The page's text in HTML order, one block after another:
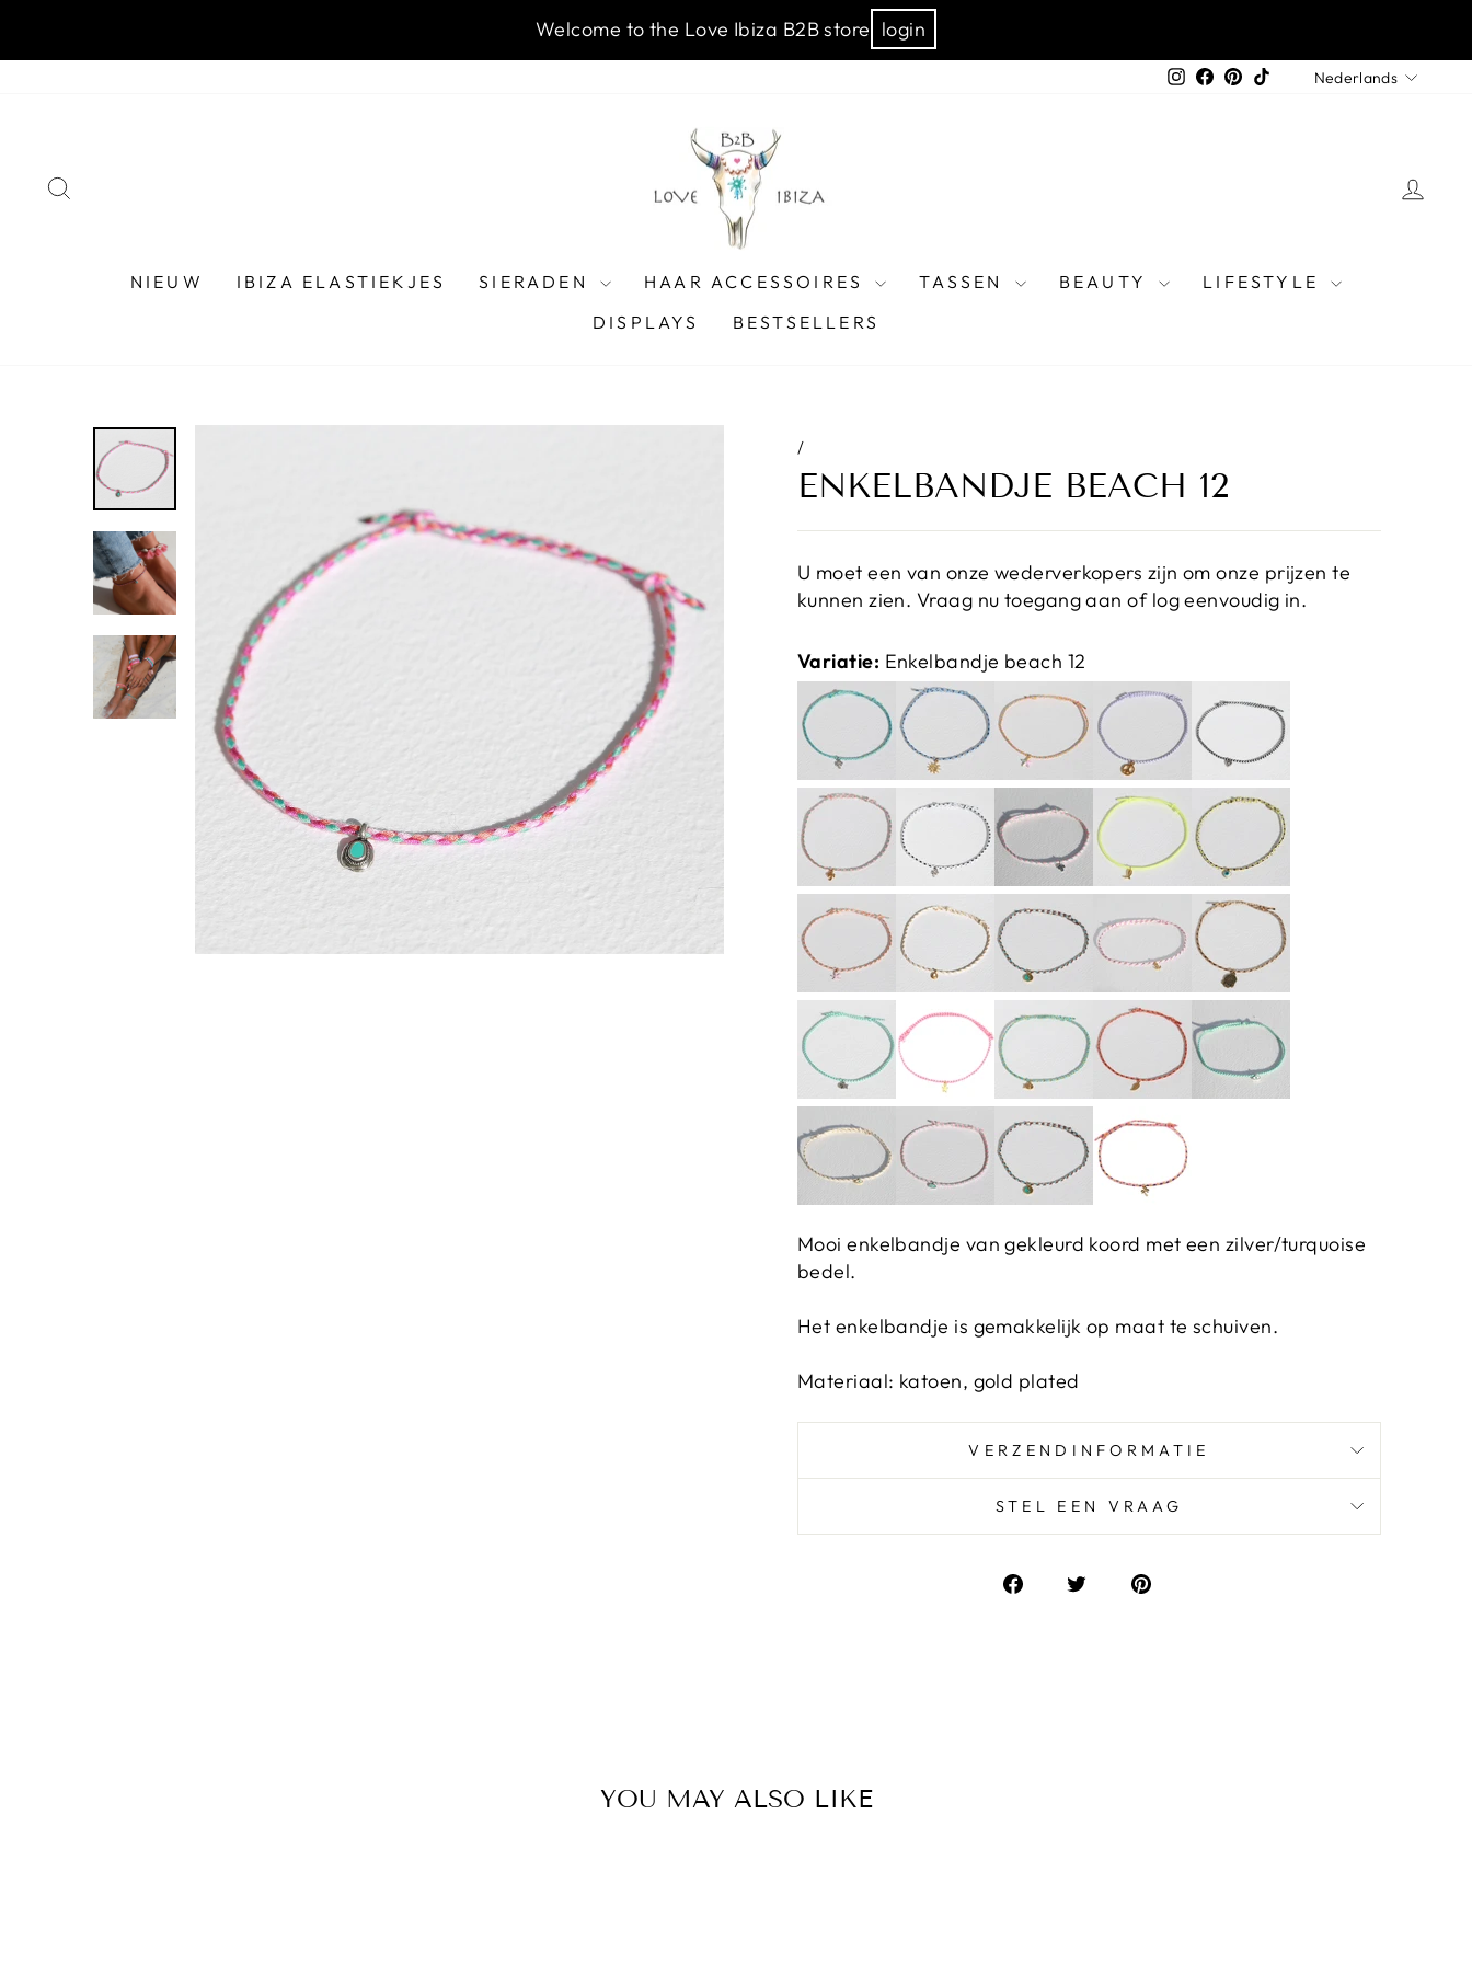
Welcome to the Love Ibiza B2B store login
Instagram
Facebook
Pinterest
TikTokNederlands
NIEUW IBIZA ELASTIEKJES SIERADEN HAAR ACCESSOIRES TASSEN BEAUTY
LIFESTYLE
DISPLAYS
BESTSELLERS
/
ENKELBANDJE BEACH 12
U moet een van onze wederverkopers zijn om onze prijzen te
kunnen zien. Vraag nu toegang aan of log eenvoudig in.
Variatie: Enkelbandje beach 12
Mooi enkelbandje van gekleurd koord met een zilver/turquoise
bedel.
Het enkelbandje is gemakkelijk op maat te schuiven.
Materiaal: katoen, gold plated
VERZENDINFORMATIE
STEL EEN VRAAG
YOU MAY ALSO LIKE